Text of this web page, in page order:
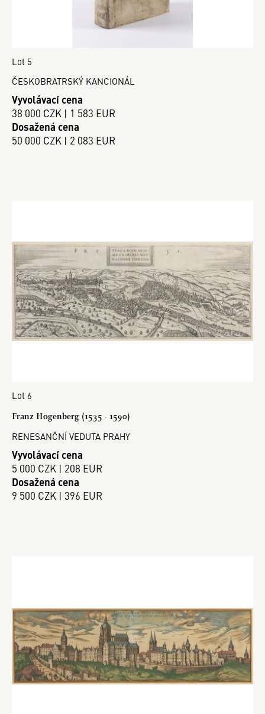
Lot 5
ČESKOBRATRSKÝ KANCIONÁL
Vyvolávací cena
38 000 CZK | 1 583 EUR
Dosažená cena
50 000 CZK | 2 083 EUR
Lot 6
Franz Hogenberg (1535 - 1590)
RENESANČNÍ VEDUTA PRAHY
Vyvolávací cena
5 000 CZK | 208 EUR
Dosažená cena
9 500 CZK | 396 EUR